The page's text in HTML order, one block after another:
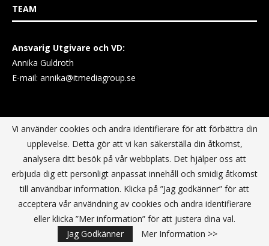
TEAM
Ansvarig Utgivare och VD:
Annika Guldroth
E-mail: annika@itmediagroup.se
INTEGRITETSPOLICY
IT MEDIA GROUP SVERIGE AB Integritetspolicy
Vi använder cookies och andra identifierare för att förbättra din
upplevelse. Detta gör att vi kan säkerställa din åtkomst,
analysera ditt besök på vår webbplats. Det hjälper oss att
erbjuda dig ett personligt anpassat innehåll och smidig åtkomst
till användbar information. Klicka på ”Jag godkänner” för att
acceptera vår användning av cookies och andra identifierare
eller klicka ”Mer information” för att justera dina val.
Jag Godkänner
Mer Information >>